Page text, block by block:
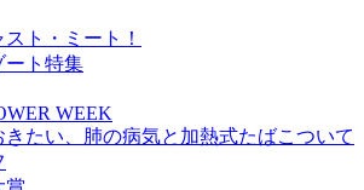
ト・ミート！
ート特集
WEEK
きたい、肺の病気と加熱式たばこついて